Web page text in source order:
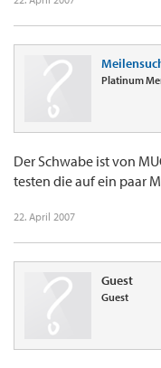
Platinum
Der Schwabe ist von
testen die auf ein paar
22. April 2007
Guest
Guest